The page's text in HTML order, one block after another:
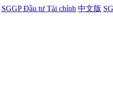
SGGP Đầu tư Tài chính 中文版